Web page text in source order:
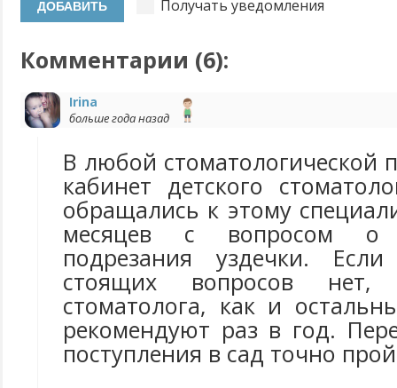
Получать уведомления
Комментарии (6):
Irina
больше года назад
В любой стоматологической
кабинет детского
обращались к этому
месяцев с вопросом о
подрезания уздечки.
стоящих вопросов нет,
стоматолога, как и
рекомендуют раз в год.
поступления в сад точно